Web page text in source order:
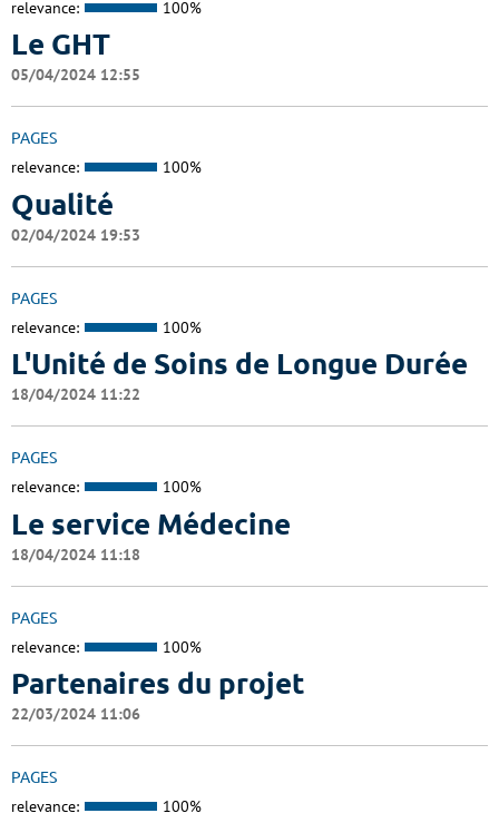
relevance: 100%
Le GHT
05/04/2024 12:55
PAGES
relevance: 100%
Qualité
02/04/2024 19:53
PAGES
relevance: 100%
L'Unité de Soins de Longue Durée
18/04/2024 11:22
PAGES
relevance: 100%
Le service Médecine
18/04/2024 11:18
PAGES
relevance: 100%
Partenaires du projet
22/03/2024 11:06
PAGES
relevance: 100%